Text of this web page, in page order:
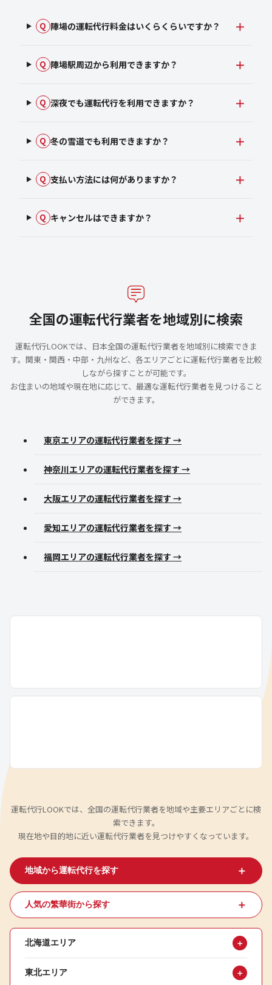
Q 陣場の運転代行料金はいくらくらいですか？
Q 陣場駅周辺から利用できますか？
Q 深夜でも運転代行を利用できますか？
Q 冬の雪道でも利用できますか？
Q 支払い方法には何がありますか？
Q キャンセルはできますか？
全国の運転代行業者を地域別に検索
運転代行LOOKでは、日本全国の運転代行業者を地域別に検索できま
す。関東・関西・中部・九州など、各エリアごとに運転代行業者を比較
しながら探すことが可能です。
お住まいの地域や現在地に応じて、最適な運転代行業者を見つけること
ができます。
東京エリアの運転代行業者を探す →
神奈川エリアの運転代行業者を探す →
大阪エリアの運転代行業者を探す →
愛知エリアの運転代行業者を探す →
福岡エリアの運転代行業者を探す →
運転代行LOOKでは、全国の運転代行業者を地域や主要エリアごとに検
索できます。
現在地や目的地に近い運転代行業者を見つけやすくなっています。
地域から運転代行を探す ＋
人気の繁華街から探す ＋
北海道エリア ＋
東北エリア ＋